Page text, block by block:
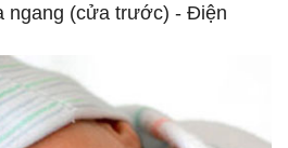
ngang (cửa trước) - Điện